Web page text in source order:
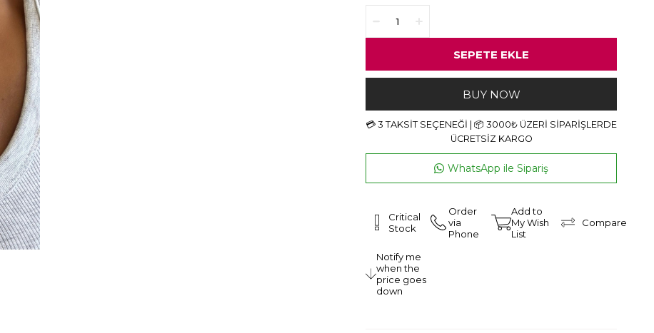
WhatsApp ile Sipariş
Critical
Stock
Order
via
Phone
Add to
My Wish
List
Compare
Notify me
when the
price goes
down